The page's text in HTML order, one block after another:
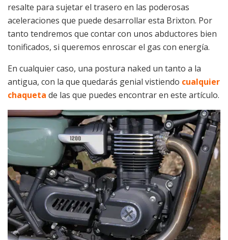
resalte para sujetar el trasero en las poderosas
aceleraciones que puede desarrollar esta Brixton. Por
tanto tendremos que contar con unos abductores bien
tonificados, si queremos enroscar el gas con energía.
En cualquier caso, una postura naked un tanto a la
antigua, con la que quedarás genial vistiendo cualquier
chaqueta de las que puedes encontrar en este artículo.